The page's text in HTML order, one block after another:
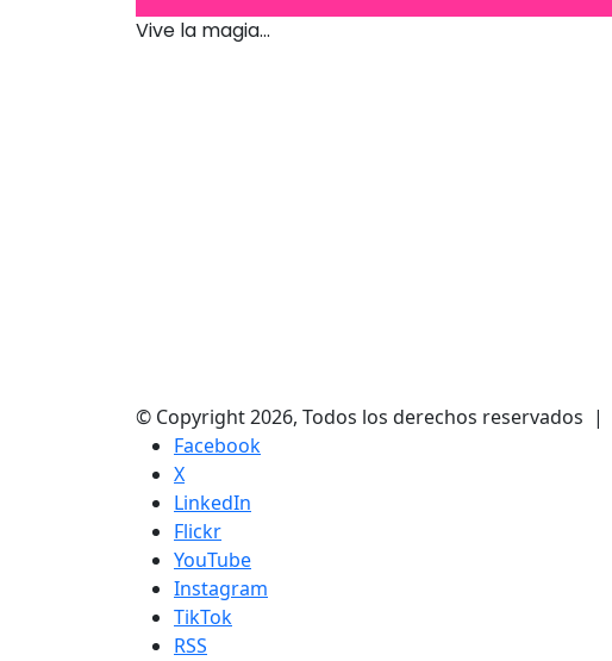
Vive la magia...
© Copyright 2026, Todos los derechos reservados |
Facebook
X
LinkedIn
Flickr
YouTube
Instagram
TikTok
RSS